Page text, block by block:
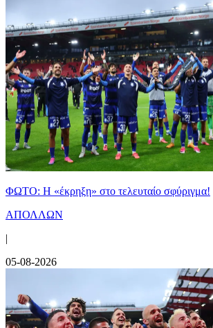
ΦΩΤΟ: Η «έκρηξη» στο τελευταίο σφύριγμα!
ΑΠΟΛΛΩΝ
|
05-08-2026